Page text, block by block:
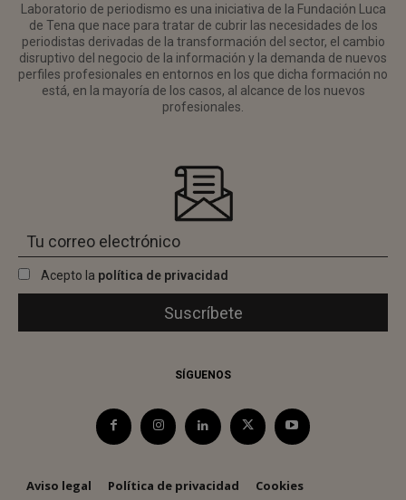
Laboratorio de periodismo es una iniciativa de la Fundación Luca
de Tena que nace para tratar de cubrir las necesidades de los
periodistas derivadas de la transformación del sector, el cambio
disruptivo del negocio de la información y la demanda de nuevos
perfiles profesionales en entornos en los que dicha formación no
está, en la mayoría de los casos, al alcance de los nuevos
profesionales.
Acepto la política de privacidad
SÍGUENOS
Aviso legal Política de privacidad Cookies